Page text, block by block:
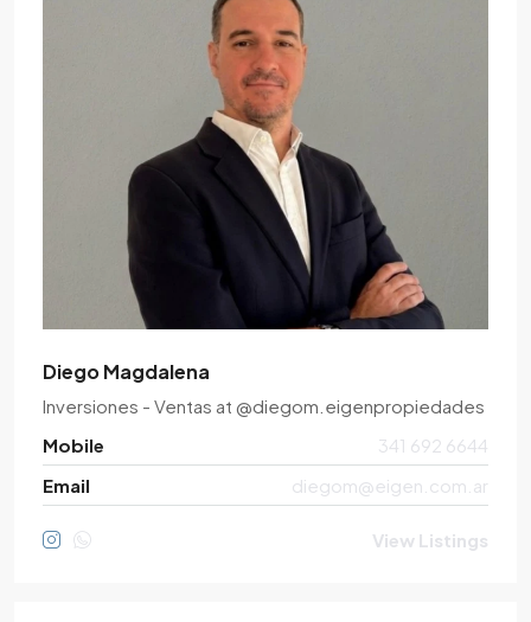
Diego Magdalena
Inversiones - Ventas at @diegom.eigenpropiedades
Mobile
341 692 6644
Email
diegom@eigen.com.ar
View Listings